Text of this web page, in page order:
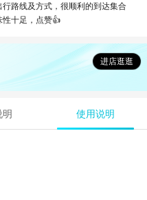
路线及方式，很顺利的到达集合
性十足，点赞👍
进店逛逛
明 使用说明